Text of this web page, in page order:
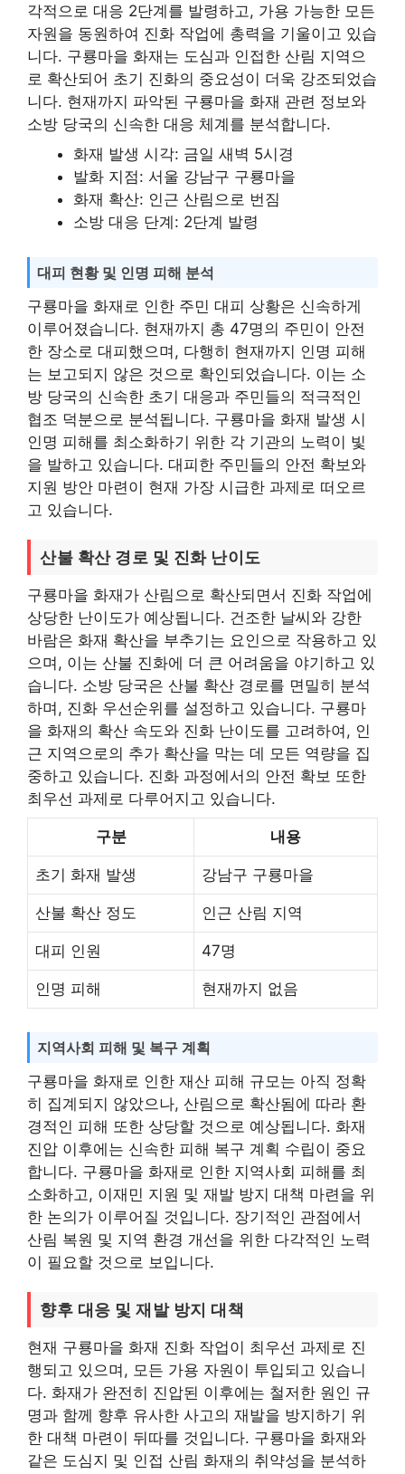
각적으로 대응 2단계를 발령하고, 가용 가능한 모든
자원을 동원하여 진화 작업에 총력을 기울이고 있습
니다. 구룡마을 화재는 도심과 인접한 산림 지역으
로 확산되어 초기 진화의 중요성이 더욱 강조되었습
니다. 현재까지 파악된 구룡마을 화재 관련 정보와
소방 당국의 신속한 대응 체계를 분석합니다.
화재 발생 시각: 금일 새벽 5시경
발화 지점: 서울 강남구 구룡마을
화재 확산: 인근 산림으로 번짐
소방 대응 단계: 2단계 발령
대피 현황 및 인명 피해 분석
구룡마을 화재로 인한 주민 대피 상황은 신속하게
이루어졌습니다. 현재까지 총 47명의 주민이 안전
한 장소로 대피했으며, 다행히 현재까지 인명 피해
는 보고되지 않은 것으로 확인되었습니다. 이는 소
방 당국의 신속한 초기 대응과 주민들의 적극적인
협조 덕분으로 분석됩니다. 구룡마을 화재 발생 시
인명 피해를 최소화하기 위한 각 기관의 노력이 빛
을 발하고 있습니다. 대피한 주민들의 안전 확보와
지원 방안 마련이 현재 가장 시급한 과제로 떠오르
고 있습니다.
산불 확산 경로 및 진화 난이도
구룡마을 화재가 산림으로 확산되면서 진화 작업에
상당한 난이도가 예상됩니다. 건조한 날씨와 강한
바람은 화재 확산을 부추기는 요인으로 작용하고 있
으며, 이는 산불 진화에 더 큰 어려움을 야기하고 있
습니다. 소방 당국은 산불 확산 경로를 면밀히 분석
하며, 진화 우선순위를 설정하고 있습니다. 구룡마
을 화재의 확산 속도와 진화 난이도를 고려하여, 인
근 지역으로의 추가 확산을 막는 데 모든 역량을 집
중하고 있습니다. 진화 과정에서의 안전 확보 또한
최우선 과제로 다루어지고 있습니다.
구분 내용
초기 화재 발생 강남구 구룡마을
산불 확산 정도 인근 산림 지역
대피 인원 47명
인명 피해 현재까지 없음
지역사회 피해 및 복구 계획
구룡마을 화재로 인한 재산 피해 규모는 아직 정확
히 집계되지 않았으나, 산림으로 확산됨에 따라 환
경적인 피해 또한 상당할 것으로 예상됩니다. 화재
진압 이후에는 신속한 피해 복구 계획 수립이 중요
합니다. 구룡마을 화재로 인한 지역사회 피해를 최
소화하고, 이재민 지원 및 재발 방지 대책 마련을 위
한 논의가 이루어질 것입니다. 장기적인 관점에서
산림 복원 및 지역 환경 개선을 위한 다각적인 노력
이 필요할 것으로 보입니다.
향후 대응 및 재발 방지 대책
현재 구룡마을 화재 진화 작업이 최우선 과제로 진
행되고 있으며, 모든 가용 자원이 투입되고 있습니
다. 화재가 완전히 진압된 이후에는 철저한 원인 규
명과 함께 향후 유사한 사고의 재발을 방지하기 위
한 대책 마련이 뒤따를 것입니다. 구룡마을 화재와
같은 도심지 및 인접 산림 화재의 취약성을 분석하